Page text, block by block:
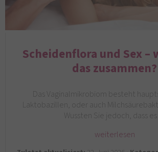
Scheidenflora und Sex –
das zusammen?
Das Vaginalmikrobiom besteht
Laktobazillen, oder auch
Wussten Sie jedoch, dass
weiterlesen